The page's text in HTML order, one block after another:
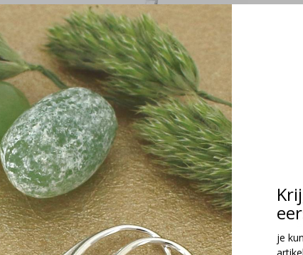
je
Ketting hartje zwart kristal - sterling
zilver - 1035
€32,95
Incl. btw